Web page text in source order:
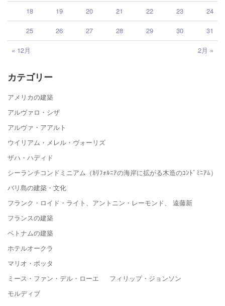
« 12月 2月 »
18 19 20 21 22 23 24
25 26 27 28 29 30 31
カテゴリー
アメリカの建築
アルヴァロ・シザ
アルヴァ・アアルト
ウイリアム・メレル・ヴォーリズ
ザハ・ハディド
シーランチコンドミニアム（ｶﾘﾌｫﾙﾆｱの海岸に拡がる木造のｺﾝﾄﾞﾐﾆｱﾑ）
バリ島の建築・文化
フランク・ロイド・ライト、アントニン・レーモンド、 遠藤新
フランスの建築
ベトナムの建築
ホテルオークラ
マリオ・ボッタ
ミース・ファン・デル・ローエ フィリップ・ジョンソン
モルディブ